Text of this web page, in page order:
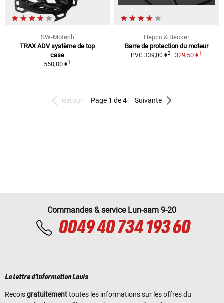
SW-Motech
TRAX ADV système de top
case
560,00 €1
Hepco & Becker
Barre de protection du moteur
PVC 339,00 €2 329,50 €1
Retour Page 1 de 4 Suivante
Commandes & service Lun-sam 9-20
0049 40 734 193 60
La lettre d'information Louis
Reçoisgratuitementtoutes les informations sur les offres du